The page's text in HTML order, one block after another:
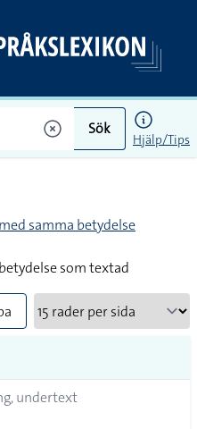
Sök
Hjälp/Tips
samma betydelse
som textad
undertext